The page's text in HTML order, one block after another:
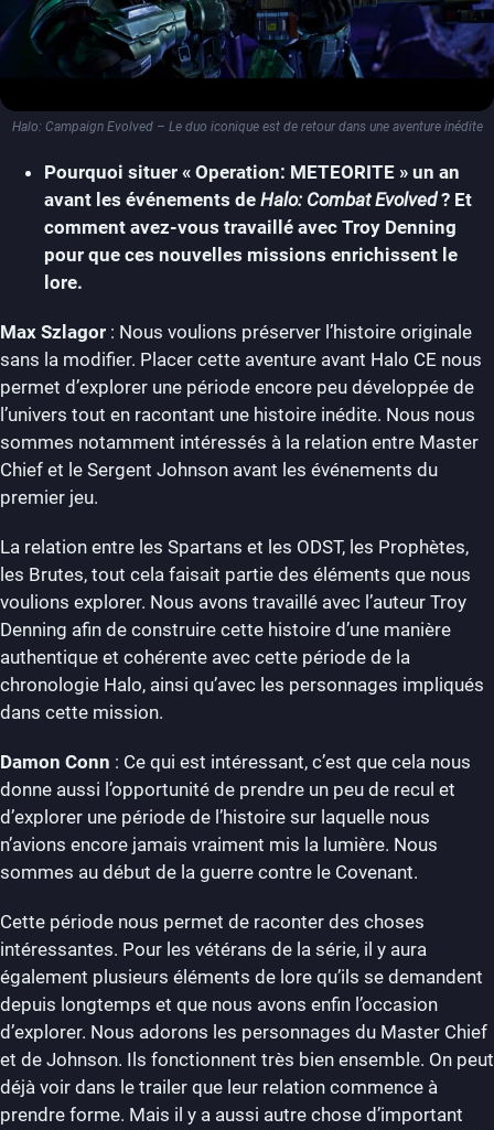
Halo: Campaign Evolved – Le duo iconique est de retour dans une aventure inédite
Pourquoi situer « Operation: METEORITE » un an
avant les événements de Halo: Combat Evolved? Et
comment avez-vous travaillé avec Troy Denning
pour que ces nouvelles missions enrichissent le
lore.
Max Szlagor : Nous voulions préserver l’histoire originale
sans la modifier. Placer cette aventure avant Halo CE nous
permet d’explorer une période encore peu développée de
l’univers tout en racontant une histoire inédite. Nous nous
sommes notamment intéressés à la relation entre Master
Chief et le Sergent Johnson avant les événements du
premier jeu.
La relation entre les Spartans et les ODST, les Prophètes,
les Brutes, tout cela faisait partie des éléments que nous
voulions explorer. Nous avons travaillé avec l’auteur Troy
Denning afin de construire cette histoire d’une manière
authentique et cohérente avec cette période de la
chronologie Halo, ainsi qu’avec les personnages impliqués
dans cette mission.
Damon Conn : Ce qui est intéressant, c’est que cela nous
donne aussi l’opportunité de prendre un peu de recul et
d’explorer une période de l’histoire sur laquelle nous
n’avions encore jamais vraiment mis la lumière. Nous
sommes au début de la guerre contre le Covenant.
Cette période nous permet de raconter des choses
intéressantes. Pour les vétérans de la série, il y aura
également plusieurs éléments de lore qu’ils se demandent
depuis longtemps et que nous avons enfin l’occasion
d’explorer. Nous adorons les personnages du Master Chief
et de Johnson. Ils fonctionnent très bien ensemble. On peut
déjà voir dans le trailer que leur relation commence à
prendre forme. Mais il y a aussi autre chose d’important